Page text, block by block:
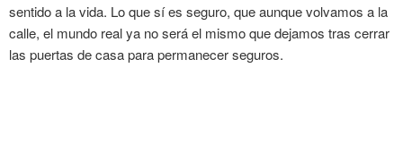
sentido a la vida. Lo que sí es seguro, que aunque volvamos a la
calle, el mundo real ya no será el mismo que dejamos tras cerrar
las puertas de casa para permanecer seguros.